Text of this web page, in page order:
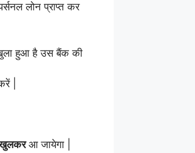
लोन प्राप्त कर
हुआ है उस बैंक की
|
खुलकरआ जायेगा |